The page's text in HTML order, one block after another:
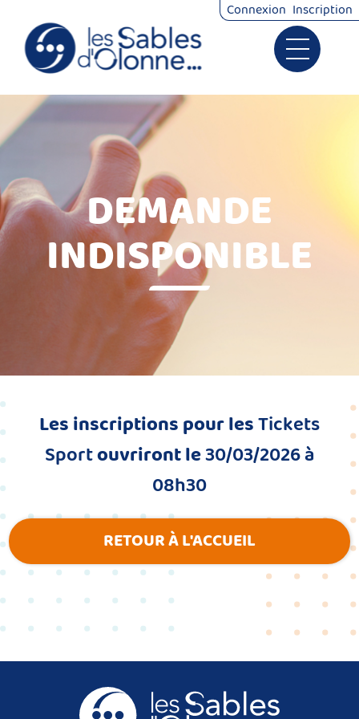
Ouvrir le
Démarches
Connexion Inscription
DEMANDE
INDISPONIBLE
Les inscriptions pour lesTickets
Sportouvriront le30/03/2026 à
08h30
RETOUR À L'ACCUEIL